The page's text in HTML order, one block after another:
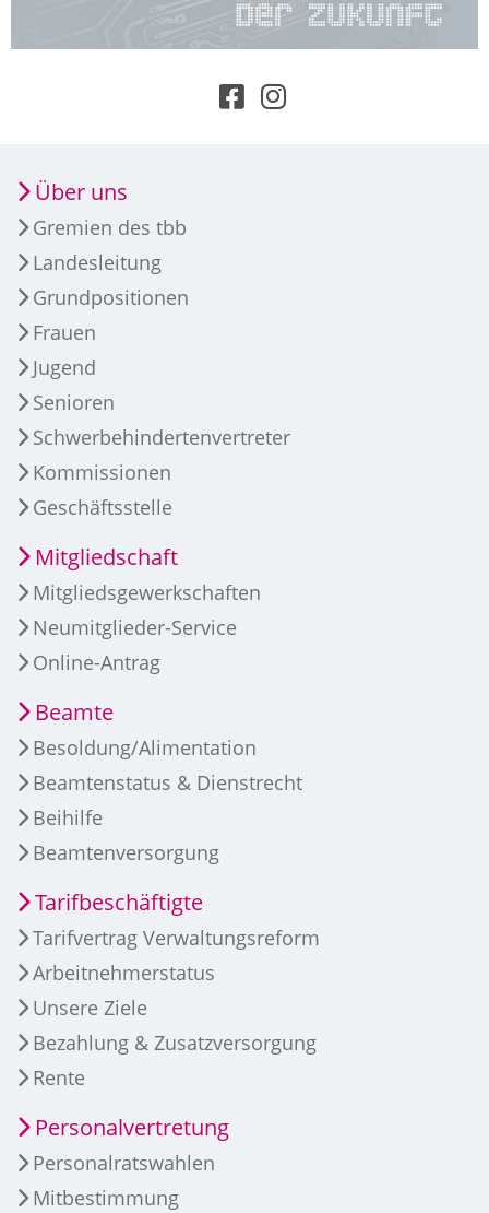
Über uns
Gremien des tbb
Landesleitung
Grundpositionen
Frauen
Jugend
Senioren
Schwerbehindertenvertreter
Kommissionen
Geschäftsstelle
Mitgliedschaft
Mitgliedsgewerkschaften
Neumitglieder-Service
Online-Antrag
Beamte
Besoldung/Alimentation
Beamtenstatus & Dienstrecht
Beihilfe
Beamtenversorgung
Tarifbeschäftigte
Tarifvertrag Verwaltungsreform
Arbeitnehmerstatus
Unsere Ziele
Bezahlung & Zusatzversorgung
Rente
Personalvertretung
Personalratswahlen
Mitbestimmung